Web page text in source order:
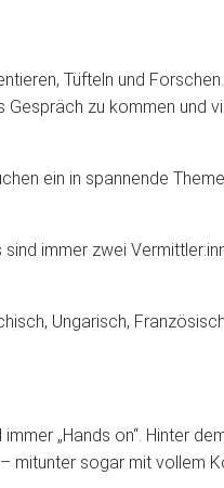
Tüfteln und
zu kommen und
ein in spannende
immer zwei
Ungarisch,
„Hands on“. Hinter
mitunter sogar mit vollem